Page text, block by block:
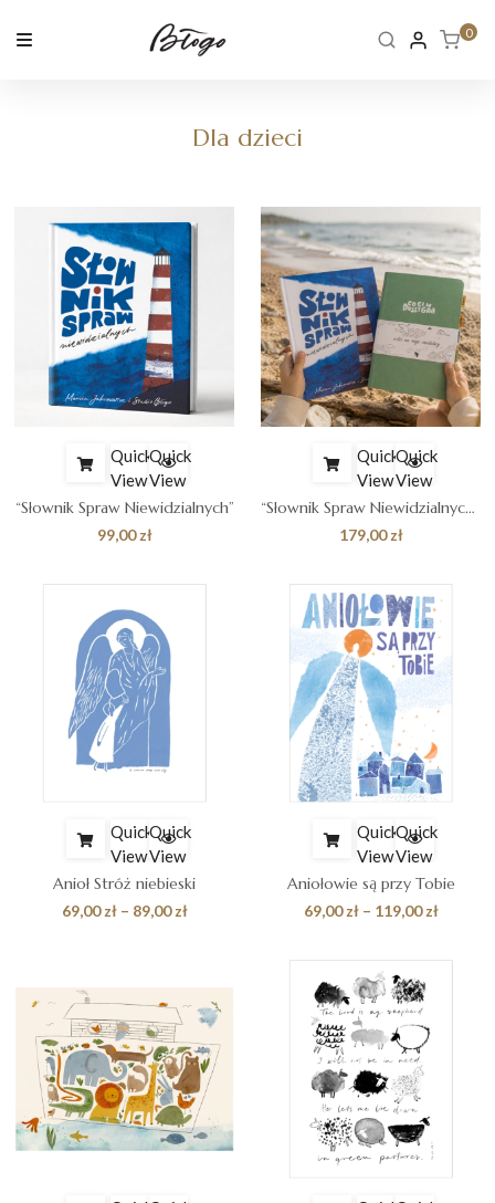
0
Dla dzieci
Quick
View
Quick
View
“Słownik Spraw Niewidzialnych”
99,00zł
Quick
View
Quick
View
“Słownik Spraw Niewidzialnych” + Notes na modlitwy
179,00zł
Quick
View
Quick
View
Anioł Stróż niebieski
69,00zł – 89,00złZakres
do
89,00 zł
Quick
View
Quick
View
Aniołowie są przy Tobie
69,00zł – 119,00złZakres
od